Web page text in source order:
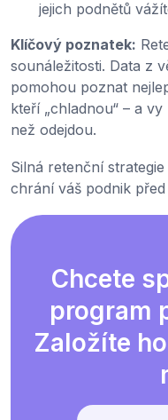
jejich podnětů
Klíčový poznatek:
sounáležitosti. Data z
pomohou poznat
kteří „chladnou“ – a
než odejdou.
Silná retenční
chrání váš podnik
Chcete
program
Založíte